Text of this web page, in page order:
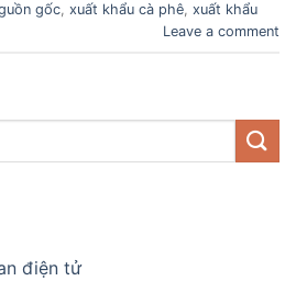
gốc, xuất khẩu cà phê, xuất khẩu
Leave a comment
điện tử